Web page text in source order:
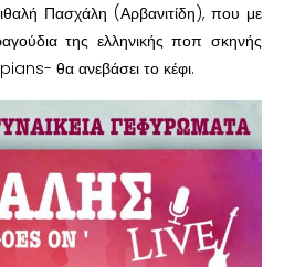
Πασχάλη (Αρβανιτίδη), που με
της ελληνικής ποπ σκηνής
θα ανεβάσει το κέφι.